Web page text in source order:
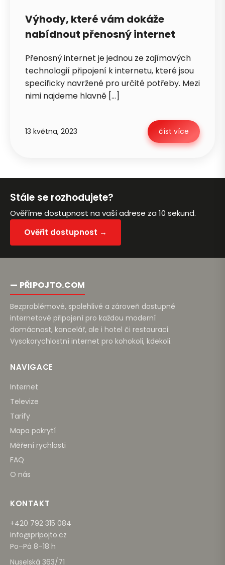
Výhody, které vám dokáže
nabídnout přenosný internet
Přenosný internet je jednou ze zajímavých
technologií připojení k internetu, které jsou
specificky navržené pro určité potřeby. Mezi
nimi najdeme hlavně […]
13 května, 2023 číst více
Stále se rozhodujete?
Ověříme dostupnost na vaší adrese za 10 sekund.
Ověřit dostupnost →
— PŘIPOJTO.COM
Bezproblémové, spolehlivé a zároveň dostupné
internetové připojení pro každou moderní
domácnost, kancelář, ale i hotel či restauraci.
Vysokorychlostní internet pro kohokoli, kdekoli.
NAVIGACE
Internet
Televize
Tarify
Mapa pokrytí
Měření rychlosti
FAQ
O nás
KONTAKT
+420 792 315 084
info@pripojto.cz
Po–Pá 8–18 h
Nuselská 363/71
Zavolejte mi zpět